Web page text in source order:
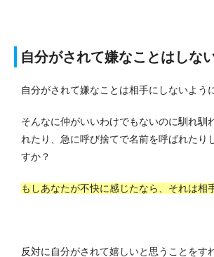
自分がされて嫌なことはしな
自分がされて嫌なことは相手にしないよう
そんなに仲がいいわけでもないのに馴れ馴
れたり、急に呼び捨てで名前を呼ばれたり
すか？
もしあなたが不快に感じたなら、それは相
反対に自分がされて嬉しいと思うことをす